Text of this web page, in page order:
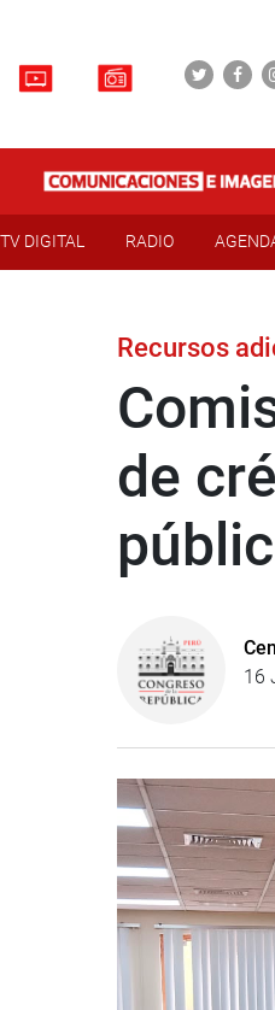
TV DIGITAL RADIO
Recursos
de
16